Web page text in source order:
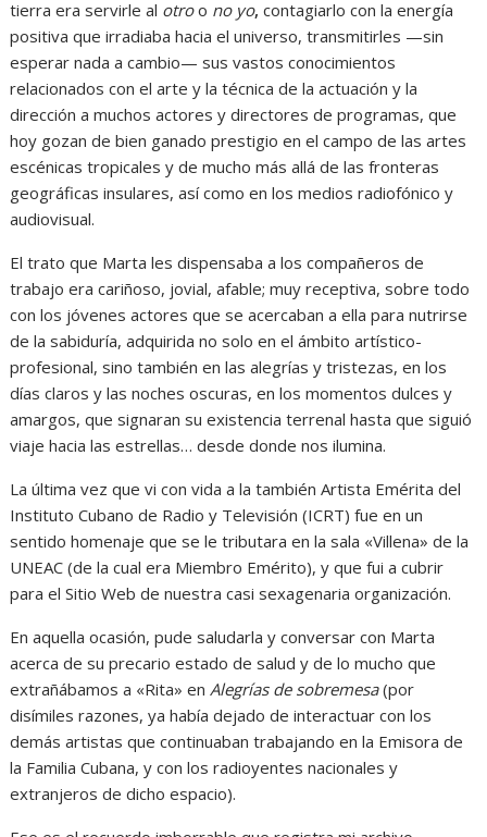
tierra era servirle al otroo no yo, contagiarlo con la energía
positiva que irradiaba hacia el universo, transmitirles —sin
esperar nada a cambio— sus vastos conocimientos
relacionados con el arte y la técnica de la actuación y la
dirección a muchos actores y directores de programas, que
hoy gozan de bien ganado prestigio en el campo de las artes
escénicas tropicales y de mucho más allá de las fronteras
geográficas insulares, así como en los medios radiofónico y
audiovisual.
El trato que Marta les dispensaba a los compañeros de
trabajo era cariñoso, jovial, afable; muy receptiva, sobre todo
con los jóvenes actores que se acercaban a ella para nutrirse
de la sabiduría, adquirida no solo en el ámbito artístico-
profesional, sino también en las alegrías y tristezas, en los
días claros y las noches oscuras, en los momentos dulces y
amargos, que signaran su existencia terrenal hasta que siguió
viaje hacia las estrellas… desde donde nos ilumina.
La última vez que vi con vida a la también Artista Emérita del
Instituto Cubano de Radio y Televisión (ICRT) fue en un
sentido homenaje que se le tributara en la sala «Villena» de la
UNEAC (de la cual era Miembro Emérito), y que fui a cubrir
para el Sitio Web de nuestra casi sexagenaria organización.
En aquella ocasión, pude saludarla y conversar con Marta
acerca de su precario estado de salud y de lo mucho que
extrañábamos a «Rita» en Alegrías de sobremesa(por
disímiles razones, ya había dejado de interactuar con los
demás artistas que continuaban trabajando en la Emisora de
la Familia Cubana, y con los radioyentes nacionales y
extranjeros de dicho espacio).